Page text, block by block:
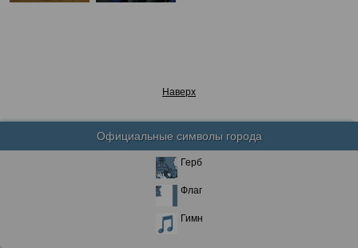
Наверх
Официальные символы города
Герб
Флаг
Гимн